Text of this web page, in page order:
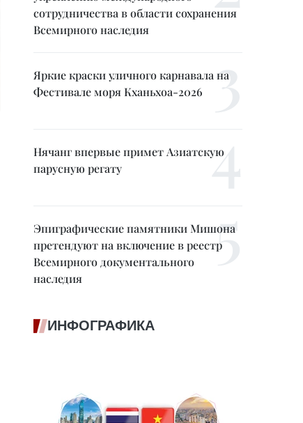
сотрудничества в области сохранения
Всемирного наследия
Яркие краски уличного карнавала на
Фестивале моря Кханьхоа-2026
Нячанг впервые примет Азиатскую
парусную регату
Эпиграфические памятники Мишона
претендуют на включение в реестр
Всемирного документального
наследия
ИНФОГРАФИКА